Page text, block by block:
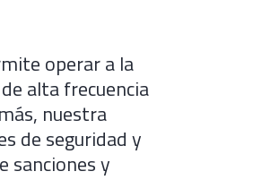
operar a la
alta frecuencia
nuestra
de seguridad y
sanciones y